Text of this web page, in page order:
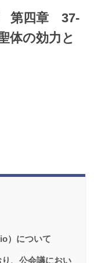
第四章 37-
体の効力と
）について
、公会議におい